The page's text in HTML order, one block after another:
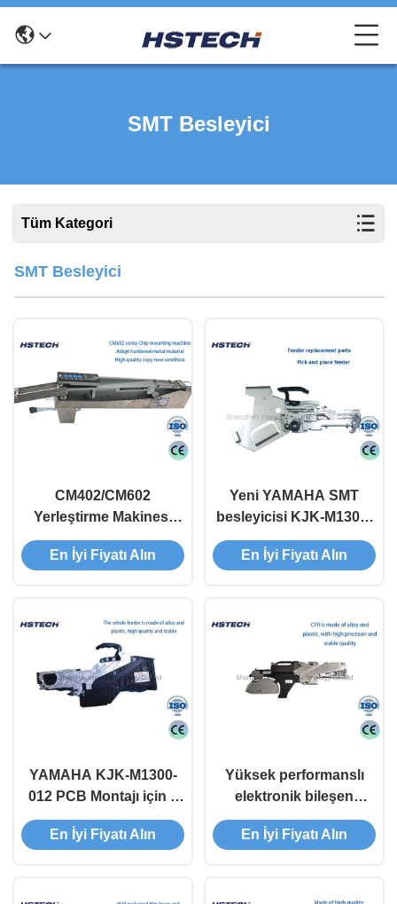
SMT Besleyici
Tüm Kategori
SMT Besleyici
CM402/CM602
Yerleştirme Makinesi
için Yüksek Hassasiyetli
Panasonic NPM SMT
En İyi Fiyatı Alın
Yeni YAMAHA SMT
besleyicisi KJK-M1300-
012 SMD bileşenlerini
beslemek için
En İyi Fiyatı Alın
YAMAHA KJK-M1300-
012 PCB Montajı için I-
Pulse F3 Al ve Yerleştir
Makinesi için SMT
En İyi Fiyatı Alın
Yüksek performanslı
elektronik bileşen
besleme için Samsung
SM 56mm SMT besleyici
En İyi Fiyatı Alın